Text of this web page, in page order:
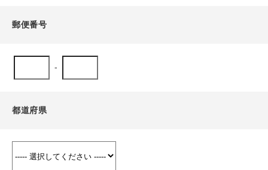
郵便番号
-
都道府県